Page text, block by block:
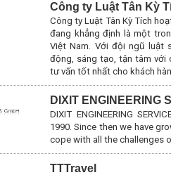
Công ty Luật Tân Kỳ
Công ty Luật Tân Kỳ Tích
đang khẳng định là một
Việt Nam. Với đội ngũ luật
động, sáng tạo, tận tâm với
tư vấn tốt nhất cho khách
DIXIT ENGINEERING
DIXIT ENGINEERING
1990. Since then we have
cope with all the challenges
TTTravel